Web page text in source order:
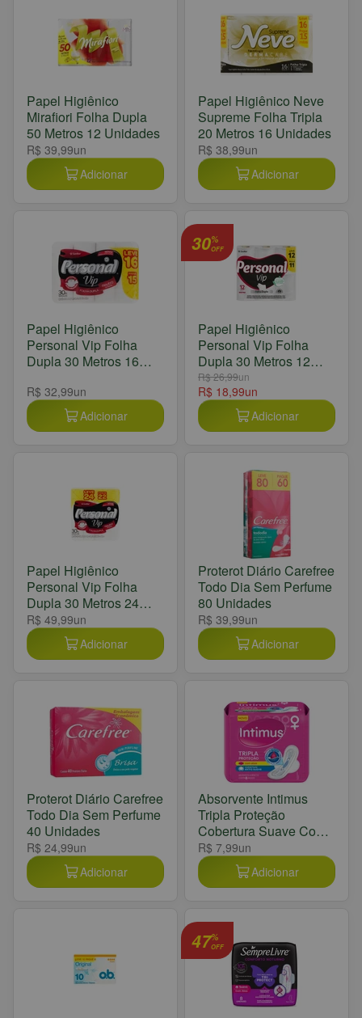
Papel Higiênico
Mirafiori Folha Dupla
50 Metros 12 Unidades
R$ 39,99un
Adicionar
Papel Higiênico Neve
Supreme Folha Tripla
20 Metros 16 Unidades
R$ 38,99un
Adicionar
Papel Higiênico
Personal Vip Folha
Dupla 30 Metros 16
R$ 32,99un
Adicionar
30%
OFF
Papel Higiênico
Personal Vip Folha
Dupla 30 Metros 12
Unidades
R$ 26,99un
R$ 18,99un
Adicionar
Papel Higiênico
Personal Vip Folha
Dupla 30 Metros 24
Unidades
R$ 49,99un
Adicionar
Proterot Diário Carefree
Todo Dia Sem Perfume
80 Unidades
R$ 39,99un
Adicionar
Proterot Diário Carefree
Todo Dia Sem Perfume
40 Unidades
R$ 24,99un
Adicionar
Absorvente Intimus
Tripla Proteção
Cobertura Suave Com
Abas 8 Unidades
R$ 7,99un
Adicionar
47%
OFF